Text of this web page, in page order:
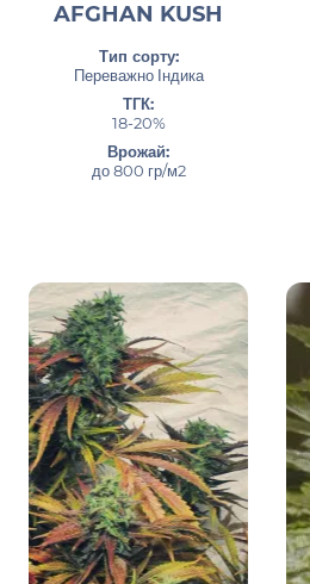
AFGHAN KUSH
Тип сорту:
Переважно Індика
ТГК:
18-20%
Врожай:
до 800 гр/м2